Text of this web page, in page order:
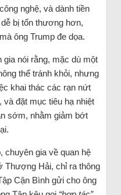
nghệ, và dành tiền
bị tổn thương hơn,
ông Trump đe dọa.
nói rằng, mặc dù một
thể tránh khỏi, nhưng
khai thác các rạn nứt
đặt mục tiêu hạ nhiệt
sớm, nhằm giảm bớt
chuyên gia về quan hệ
Thượng Hải, chỉ ra thông
Cận Bình gửi cho ông